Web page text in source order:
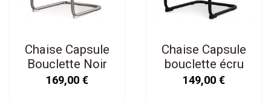
Chaise Capsule
Bouclette Noir
169,00 €
Chaise Capsule
bouclette écru
149,00 €